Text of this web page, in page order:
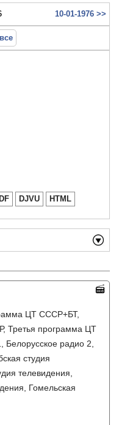
10-01-1976 >>
DJVU HTML
ЦТ СССР+БТ,
Третья программа ЦТ
радио 2,
студия
телевидения,
Гомельская